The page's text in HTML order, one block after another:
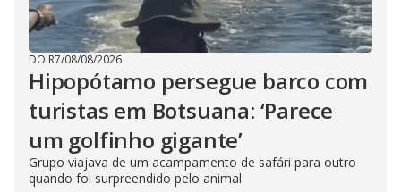
DO R7/08/08/2026
Hipopótamo persegue barco com
turistas em Botsuana: ‘Parece
um golfinho gigante’
Grupo viajava de um acampamento de safári para outro
quando foi surpreendido pelo animal